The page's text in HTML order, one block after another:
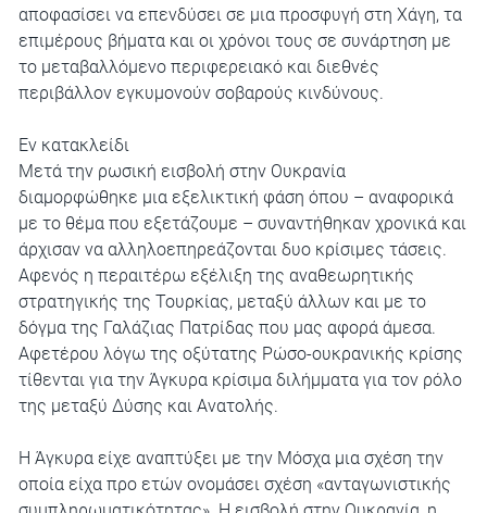
αποφασίσει να επενδύσει σε μια προσφυγή στη Χάγη, τα
επιμέρους βήματα και οι χρόνοι τους σε συνάρτηση με
το μεταβαλλόμενο περιφερειακό και διεθνές
περιβάλλον εγκυμονούν σοβαρούς κινδύνους.
Εν κατακλείδι
Μετά την ρωσική εισβολή στην Ουκρανία
διαμορφώθηκε μια εξελικτική φάση όπου – αναφορικά
με το θέμα που εξετάζουμε – συναντήθηκαν χρονικά και
άρχισαν να αλληλοεπηρεάζονται δυο κρίσιμες τάσεις.
Αφενός η περαιτέρω εξέλιξη της αναθεωρητικής
στρατηγικής της Τουρκίας, μεταξύ άλλων και με το
δόγμα της Γαλάζιας Πατρίδας που μας αφορά άμεσα.
Αφετέρου λόγω της οξύτατης Ρώσο-ουκρανικής κρίσης
τίθενται για την Άγκυρα κρίσιμα διλήμματα για τον ρόλο
της μεταξύ Δύσης και Ανατολής.
Η Άγκυρα είχε αναπτύξει με την Μόσχα μια σχέση την
οποία είχα προ ετών ονομάσει σχέση «ανταγωνιστικής